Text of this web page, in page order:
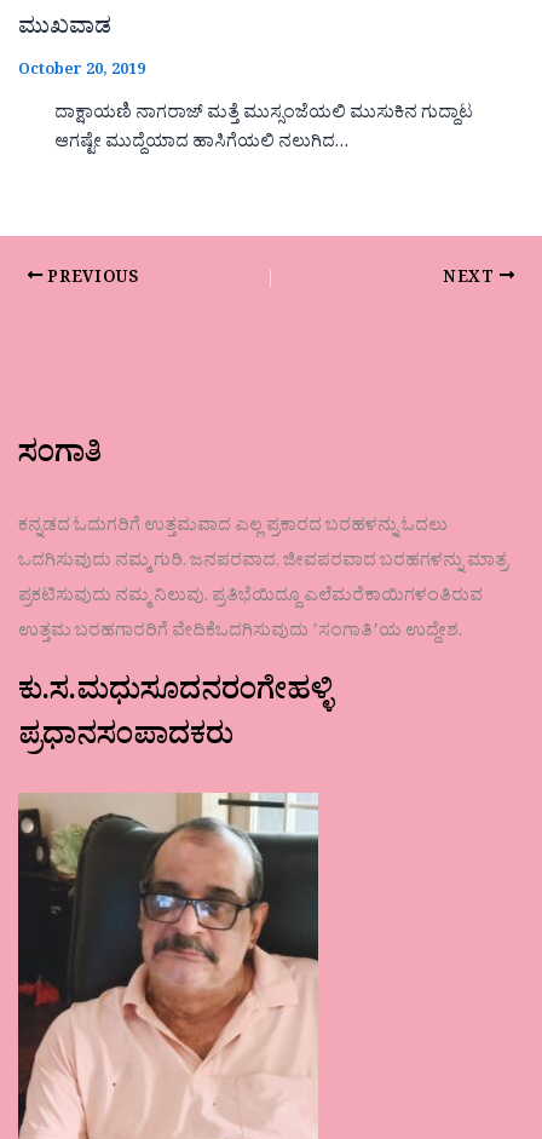
ಮುಖವಾಡ
October 20, 2019
ದಾಕ್ಷಾಯಣಿ ನಾಗರಾಜ್ ಮತ್ತೆ ಮುಸ್ಸಂಜೆಯಲಿ ಮುಸುಕಿನ ಗುದ್ದಾಟ
ಆಗಷ್ಟೇ ಮುದ್ದೆಯಾದ ಹಾಸಿಗೆಯಲಿ ನಲುಗಿದ…
PREVIOUS NEXT
ಸಂಗಾತಿ
ಕನ್ನಡದ ಓದುಗರಿಗೆ ಉತ್ತಮವಾದ ಎಲ್ಲ ಪ್ರಕಾರದ ಬರಹಳನ್ನು ಓದಲು
ಒದಗಿಸುವುದು ನಮ್ಮ ಗುರಿ. ಜನಪರವಾದ, ಜೀವಪರವಾದ ಬರಹಗಳನ್ನು ಮಾತ್ರ
ಪ್ರಕಟಿಸುವುದು ನಮ್ಮ ನಿಲುವು. ಪ್ರತಿಭೆಯಿದ್ದೂ ಎಲೆಮರೆಕಾಯಿಗಳಂತಿರುವ
ಉತ್ತಮ ಬರಹಗಾರರಿಗೆ ವೇದಿಕೆಒದಗಿಸುವುದು ʼಸಂಗಾತಿʼಯ ಉದ್ದೇಶ.
ಕು.ಸ.ಮಧುಸೂದನರಂಗೇಹಳ್ಳಿ
ಪ್ರಧಾನಸಂಪಾದಕರು